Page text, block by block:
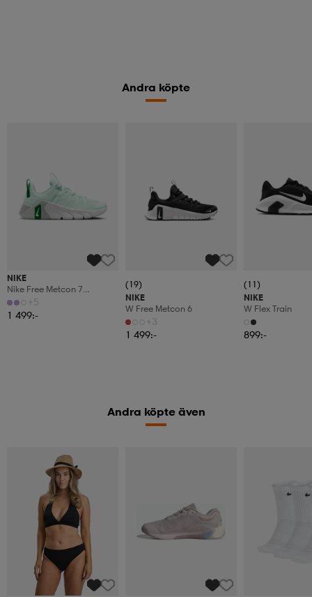
Andra köpte
NIKE
Nike Free Metcon 7
Women's Workout
+5
1 499:-
(19)
NIKE
W Free Metcon 6
+3
1 499:-
(11)
NIKE
W Flex Train
899:-
Andra köpte även